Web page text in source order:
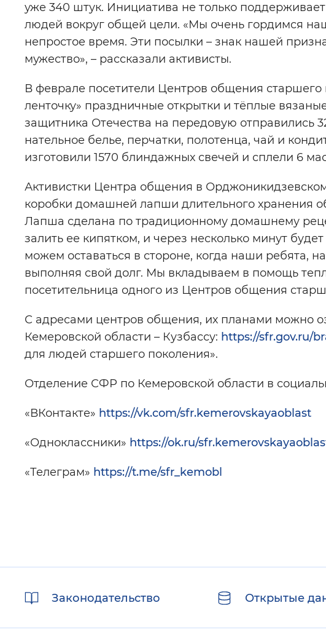
Вернуть стандартные настройки
уже 340 штук. Инициатива не только
людей вокруг общей цели. «Мы очень гордимся
непростое время. Эти посылки – знак нашей
мужество», – рассказали активисты.
В феврале посетители Центров общения старшего
ленточку» праздничные открытки и тёплые
защитника Отечества на передовую отправились
нательное белье, перчатки, полотенца, чай и
изготовили 1570 блиндажных свечей и сплели 6
Активистки Центра общения в
коробки домашней лапши длительного хранения
Лапша сделана по традиционному домашнему
залить ее кипятком, и через несколько минут
можем оставаться в стороне, когда наши ребята,
выполняя свой долг. Мы вкладываем в помощь
посетительница одного из Центров общения
С адресами центров общения, их планами можно
Кемеровской области – Кузбассу: https://sfr.gov.ru/
для людей старшего поколения».
Отделение СФР по Кемеровской области в
«ВКонтакте» https://vk.com/sfr.kemerovskayaoblast
«Одноклассники» https://ok.ru/
«Телеграм» https://t.me/sfr_kemobl
ссылкиЗаконодательство Открытые